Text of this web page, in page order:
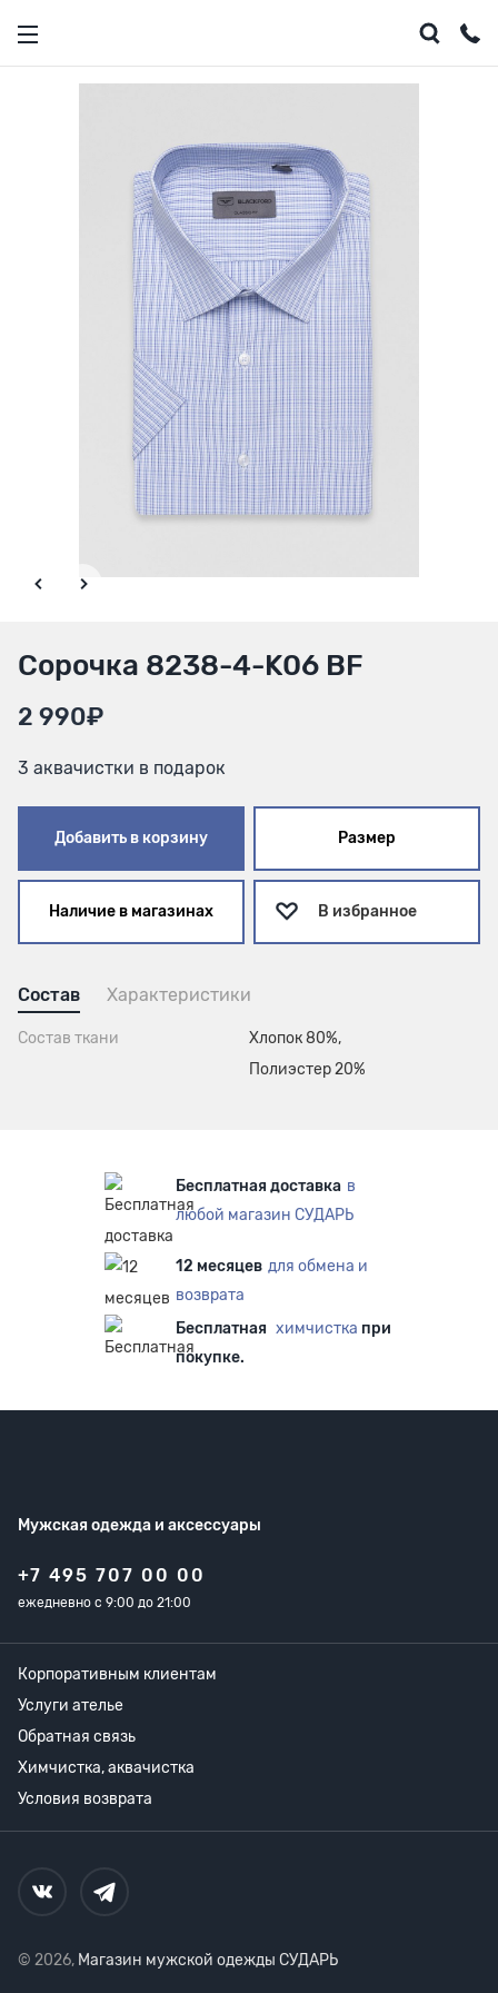
Сорочка 8238-4-K06 BF
2 990₽
3 аквачистки в подарок
Добавить в корзину Размер
Наличие в магазинах В избранное
Состав Характеристики
Состав ткани
Хлопок 80%,
Полиэстер 20%
Бесплатная доставка в
любой магазин СУДАРЬ
12 месяцев для обмена и
возврата
Бесплатная химчистка при
покупке.
Мужская одежда и аксессуары
+7 495 707 00 00
ежедневно с 9:00 до 21:00
Корпоративным клиентам
Услуги ателье
Обратная связь
Химчистка, аквачистка
Условия возврата
© 2026, Магазин мужской одежды СУДАРЬ